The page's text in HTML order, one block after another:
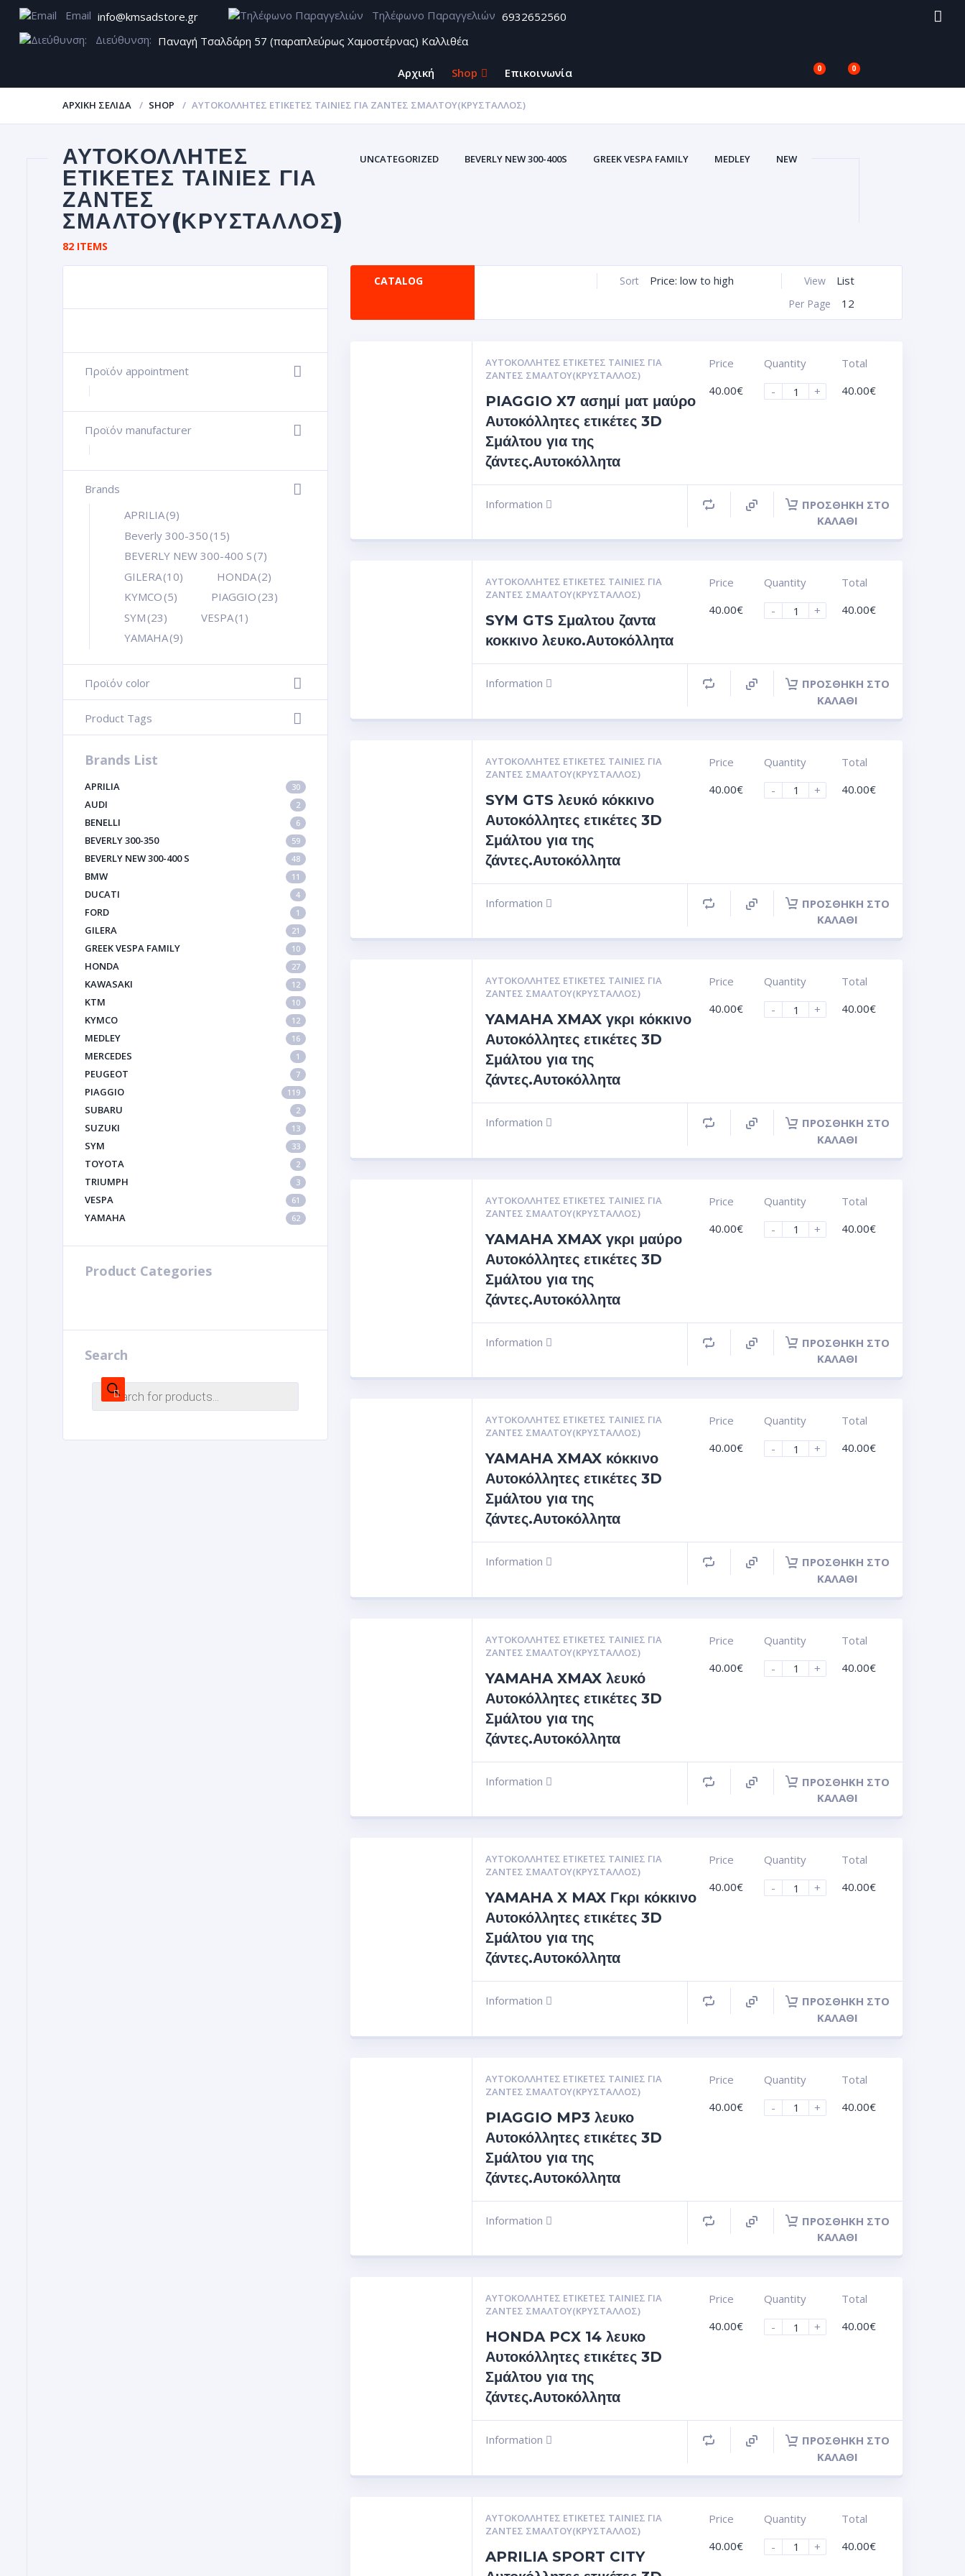
Email info@kmsadstore.gr Τηλέφωνο Παραγγελιών 6932652560
Διεύθυνση: Παναγή Τσαλδάρη 57 (παραπλεύρως Χαμοστέρνας) Καλλιθέα
Αρχική Shop Επικοινωνία 0 0
ΑΡΧΙΚΉ ΣΕΛΊΔΑ SHOP ΑΥΤΟΚΌΛΛΗΤΕΣ ΕΤΙΚΈΤΕΣ ΤΑΙΝΊΕΣ ΓΙΑ ΖΆΝΤΕΣ ΣΜΆΛΤΟΥ(ΚΡΎΣΤΑΛΛΟΣ)
ΑΥΤΟΚΌΛΛΗΤΕΣ
ΕΤΙΚΈΤΕΣ ΤΑΙΝΊΕΣ ΓΙΑ
ΖΆΝΤΕΣ
ΣΜΆΛΤΟΥ(ΚΡΎΣΤΑΛΛΟΣ)
UNCATEGORIZED BEVERLY NEW 300-400S GREEK VESPA FAMILY MEDLEY
NEW
ΑΥΤΟΚΌΛΛΗΤΕΣ ΕΤΙΚΈΤΕΣ ΤΑΙΝΊΕΣ ΓΙΑ ΖΆΝΤΕΣ ΣΜΆΛΤΟΥ(ΚΡΎΣΤΑΛΛΟΣ)
82 ITEMS
Προϊόν appointment
+
Προϊόν manufacturer
+
Brands
+
APRILIA(9)
Beverly 300-350 (15)
BEVERLY NEW 300-400 S (7)
GILERA(10) HONDA(2)
KYMCO (5) PIAGGIO (23)
SYM (23) VESPA(1)
YAMAHA(9)
Προϊόν color
-
Product Tags
-
Brands List
APRILIA 30
AUDI 2
BENELLI 6
BEVERLY 300-350 59
BEVERLY NEW 300-400 S 48
BMW 11
DUCATI 4
FORD 1
GILERA 21
GREEK VESPA FAMILY 10
HONDA 27
KAWASAKI 12
KTM 10
KYMCO 12
MEDLEY 16
MERCEDES 1
PEUGEOT 7
PIAGGIO 119
SUBARU 2
SUZUKI 13
SYM 33
TOYOTA 2
TRIUMPH 3
VESPA 61
YAMAHA 62
Product Categories
Search
CATALOG View List
Sort Price: low to high
Per Page 12
ΑΥΤΟΚΌΛΛΗΤΕΣ ΕΤΙΚΈΤΕΣ ΤΑΙΝΊΕΣ ΓΙΑ
ΖΆΝΤΕΣ ΣΜΆΛΤΟΥ(ΚΡΎΣΤΑΛΛΟΣ)
PIAGGIO X7 ασημί ματ μαύρο
Αυτοκόλλητες ετικέτες 3D
Σμάλτου για της
ζάντες.Αυτοκόλλητα
Price
40.00€
Quantity
-
+
Total
40.00€
Information
ΠΡΟΣΘΉΚΗ ΣΤΟ
ΚΑΛΆΘΙ
ΑΥΤΟΚΌΛΛΗΤΕΣ ΕΤΙΚΈΤΕΣ ΤΑΙΝΊΕΣ ΓΙΑ
ΖΆΝΤΕΣ ΣΜΆΛΤΟΥ(ΚΡΎΣΤΑΛΛΟΣ)
SYM GTS Σμαλτου ζαντα
κοκκινο λευκο.Αυτοκόλλητα
Price
40.00€
Quantity
-
+
Total
40.00€
Information
ΠΡΟΣΘΉΚΗ ΣΤΟ
ΚΑΛΆΘΙ
ΑΥΤΟΚΌΛΛΗΤΕΣ ΕΤΙΚΈΤΕΣ ΤΑΙΝΊΕΣ ΓΙΑ
ΖΆΝΤΕΣ ΣΜΆΛΤΟΥ(ΚΡΎΣΤΑΛΛΟΣ)
SYM GTS λευκό κόκκινο
Αυτοκόλλητες ετικέτες 3D
Σμάλτου για της
ζάντες.Αυτοκόλλητα
Price
40.00€
Quantity
-
+
Total
40.00€
Information
ΠΡΟΣΘΉΚΗ ΣΤΟ
ΚΑΛΆΘΙ
ΑΥΤΟΚΌΛΛΗΤΕΣ ΕΤΙΚΈΤΕΣ ΤΑΙΝΊΕΣ ΓΙΑ
ΖΆΝΤΕΣ ΣΜΆΛΤΟΥ(ΚΡΎΣΤΑΛΛΟΣ)
YAMAHA XMAX γκρι κόκκινο
Αυτοκόλλητες ετικέτες 3D
Σμάλτου για της
ζάντες.Αυτοκόλλητα
Price
40.00€
Quantity
-
+
Total
40.00€
Information
ΠΡΟΣΘΉΚΗ ΣΤΟ
ΚΑΛΆΘΙ
ΑΥΤΟΚΌΛΛΗΤΕΣ ΕΤΙΚΈΤΕΣ ΤΑΙΝΊΕΣ ΓΙΑ
ΖΆΝΤΕΣ ΣΜΆΛΤΟΥ(ΚΡΎΣΤΑΛΛΟΣ)
YAMAHA XMAX γκρι μαύρο
Αυτοκόλλητες ετικέτες 3D
Σμάλτου για της
ζάντες.Αυτοκόλλητα
Price
40.00€
Quantity
-
+
Total
40.00€
Information
ΠΡΟΣΘΉΚΗ ΣΤΟ
ΚΑΛΆΘΙ
ΑΥΤΟΚΌΛΛΗΤΕΣ ΕΤΙΚΈΤΕΣ ΤΑΙΝΊΕΣ ΓΙΑ
ΖΆΝΤΕΣ ΣΜΆΛΤΟΥ(ΚΡΎΣΤΑΛΛΟΣ)
YAMAHA XMAX κόκκινο
Αυτοκόλλητες ετικέτες 3D
Σμάλτου για της
ζάντες.Αυτοκόλλητα
Price
40.00€
Quantity
-
+
Total
40.00€
Information
ΠΡΟΣΘΉΚΗ ΣΤΟ
ΚΑΛΆΘΙ
ΑΥΤΟΚΌΛΛΗΤΕΣ ΕΤΙΚΈΤΕΣ ΤΑΙΝΊΕΣ ΓΙΑ
ΖΆΝΤΕΣ ΣΜΆΛΤΟΥ(ΚΡΎΣΤΑΛΛΟΣ)
YAMAHA XMAX λευκό
Αυτοκόλλητες ετικέτες 3D
Σμάλτου για της
ζάντες.Αυτοκόλλητα
Price
40.00€
Quantity
-
+
Total
40.00€
Information
ΠΡΟΣΘΉΚΗ ΣΤΟ
ΚΑΛΆΘΙ
ΑΥΤΟΚΌΛΛΗΤΕΣ ΕΤΙΚΈΤΕΣ ΤΑΙΝΊΕΣ ΓΙΑ
ΖΆΝΤΕΣ ΣΜΆΛΤΟΥ(ΚΡΎΣΤΑΛΛΟΣ)
YAMAHA X MAX Γκρι κόκκινο
Αυτοκόλλητες ετικέτες 3D
Σμάλτου για της
ζάντες.Αυτοκόλλητα
Price
40.00€
Quantity
-
+
Total
40.00€
Information
ΠΡΟΣΘΉΚΗ ΣΤΟ
ΚΑΛΆΘΙ
ΑΥΤΟΚΌΛΛΗΤΕΣ ΕΤΙΚΈΤΕΣ ΤΑΙΝΊΕΣ ΓΙΑ
ΖΆΝΤΕΣ ΣΜΆΛΤΟΥ(ΚΡΎΣΤΑΛΛΟΣ)
PIAGGIO MP3 λευκο
Αυτοκόλλητες ετικέτες 3D
Σμάλτου για της
ζάντες.Αυτοκόλλητα
Price
40.00€
Quantity
-
+
Total
40.00€
Information
ΠΡΟΣΘΉΚΗ ΣΤΟ
ΚΑΛΆΘΙ
ΑΥΤΟΚΌΛΛΗΤΕΣ ΕΤΙΚΈΤΕΣ ΤΑΙΝΊΕΣ ΓΙΑ
ΖΆΝΤΕΣ ΣΜΆΛΤΟΥ(ΚΡΎΣΤΑΛΛΟΣ)
HONDA PCX 14 λευκο
Αυτοκόλλητες ετικέτες 3D
Σμάλτου για της
ζάντες.Αυτοκόλλητα
Price
40.00€
Quantity
-
+
Total
40.00€
Information
ΠΡΟΣΘΉΚΗ ΣΤΟ
ΚΑΛΆΘΙ
ΑΥΤΟΚΌΛΛΗΤΕΣ ΕΤΙΚΈΤΕΣ ΤΑΙΝΊΕΣ ΓΙΑ
ΖΆΝΤΕΣ ΣΜΆΛΤΟΥ(ΚΡΎΣΤΑΛΛΟΣ)
APRILIA SPORT CITY
Price
40.00€
Quantity
-
+
Total
40.00€